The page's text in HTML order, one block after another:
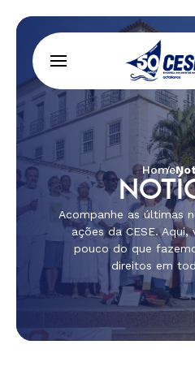
Home
Acompanhe as últimas
ações da CESE.
pouco do que
direitos em